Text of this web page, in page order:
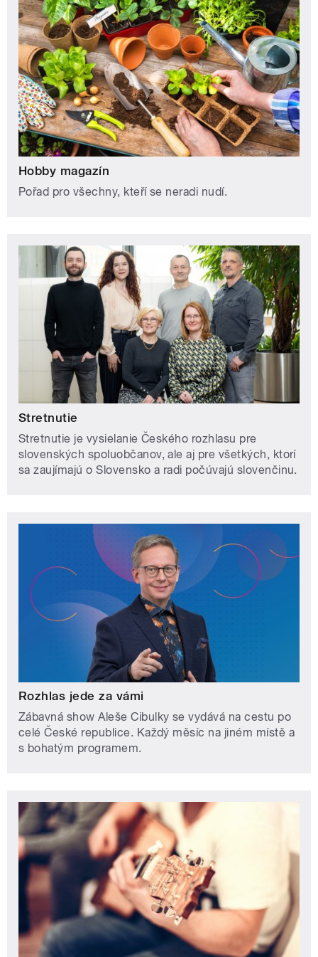
Hobby magazín
Pořad pro všechny, kteří se neradi nudí.
Stretnutie
Stretnutie je vysielanie Českého rozhlasu pre
slovenských spoluobčanov, ale aj pre všetkých, ktorí
sa zaujímajú o Slovensko a radi počúvajú slovenčinu.
Rozhlas jede za vámi
Zábavná show Aleše Cibulky se vydává na cestu po
celé České republice. Každý měsíc na jiném místě a
s bohatým programem.